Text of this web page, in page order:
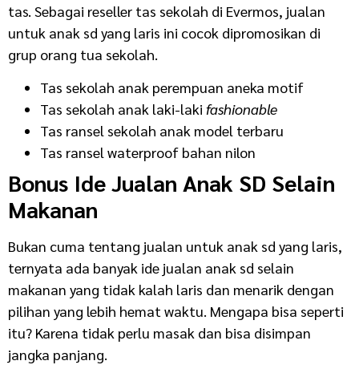
tas. Sebagai reseller tas sekolah di Evermos, jualan
untuk anak sd yang laris ini cocok dipromosikan di
grup orang tua sekolah.
Tas sekolah anak perempuan aneka motif
Tas sekolah anak laki-laki fashionable
Tas ransel sekolah anak model terbaru
Tas ransel waterproof bahan nilon
Bonus Ide Jualan Anak SD Selain
Makanan
Bukan cuma tentang jualan untuk anak sd yang laris,
ternyata ada banyak ide jualan anak sd selain
makanan yang tidak kalah laris dan menarik dengan
pilihan yang lebih hemat waktu. Mengapa bisa seperti
itu? Karena tidak perlu masak dan bisa disimpan
jangka panjang.